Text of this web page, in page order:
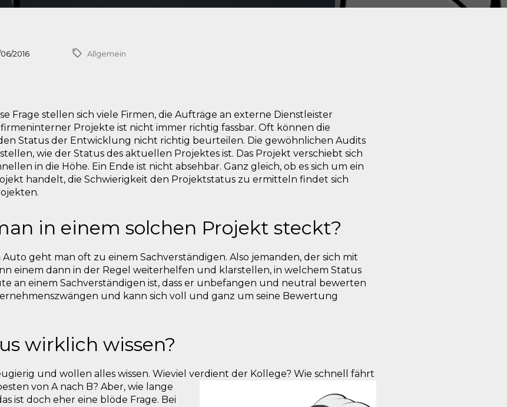
2016 Allgemein
Frage stellen sich viele Firmen, die Aufträge an externe Dienstleister
Projekte ist nicht immer richtig fassbar. Oft können die
Status der Entwicklung nicht richtig beurteilen. Die gewöhnlichen Audits
wie der Status des aktuellen Projektes ist. Das Projekt verschiebt sich
in die Höhe. Ein Ende ist nicht absehbar. Ganz gleich, ob es sich um ein
handelt, die Schwierigkeit den Projektstatus zu ermitteln findet sich
in einem solchen Projekt steckt?
geht man oft zu einem Sachverständigen. Also jemanden, der sich mit
einem dann in der Regel weiterhelfen und klarstellen, in welchem Status
an einem Sachverständigen ist, dass er unbefangen und neutral bewerten
und kann sich voll und ganz um seine Bewertung
wirklich wissen?
und wollen alles wissen. Wieviel verdient der Kollege? Wie schnell fährt
von A nach B? Aber, wie lange
ist doch eher eine blöde Frage. Bei